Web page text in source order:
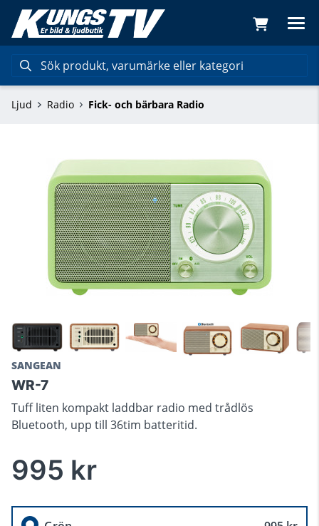
Ljud Radio Fick- och bärbara Radio
SANGEAN
WR-7
Tuff liten kompakt laddbar radio med trådlös
Bluetooth, upp till 36tim batteritid.
995 kr